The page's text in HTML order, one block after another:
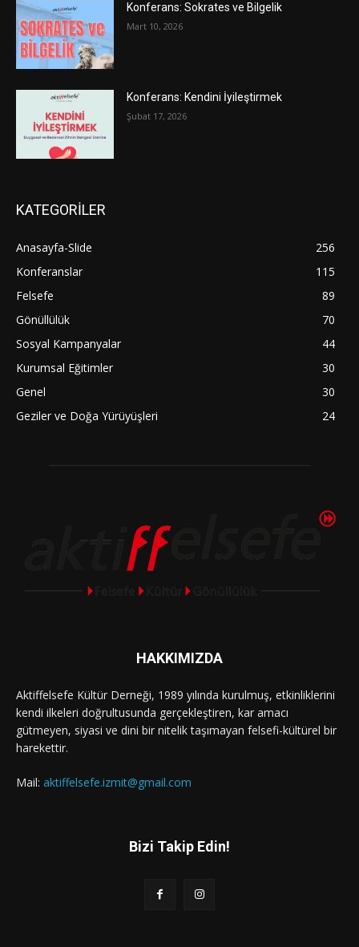
Konferans: Sokrates ve Bilgelik
Mart 10, 2026
Konferans: Kendini İyileştirmek
Şubat 17, 2026
KATEGORİLER
Anasayfa-Slide
256
Konferanslar
115
Felsefe
89
Gönüllülük
70
Sosyal Kampanyalar
44
Kurumsal Eğitimler
30
Genel
30
Geziler ve Doğa Yürüyüşleri
24
HAKKIMIZDA
Aktiffelsefe Kültür Derneği, 1989 yılında kurulmuş, etkinliklerini
kendi ilkeleri doğrultusunda gerçekleştiren, kar amacı
gütmeyen, siyasi ve dini bir nitelik taşımayan felsefi-kültürel bir
harekettir.
Mail: aktiffelsefe.izmit@gmail.com
Bizi Takip Edin!